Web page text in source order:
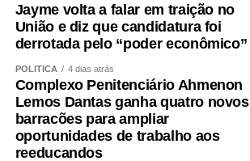
Jayme volta a falar em traição no
União e diz que candidatura foi
derrotada pelo “poder econômico”
POLÍTICA 4 dias atrás
Complexo Penitenciário Ahmenon
Lemos Dantas ganha quatro novos
barracões para ampliar
oportunidades de trabalho aos
reeducandos